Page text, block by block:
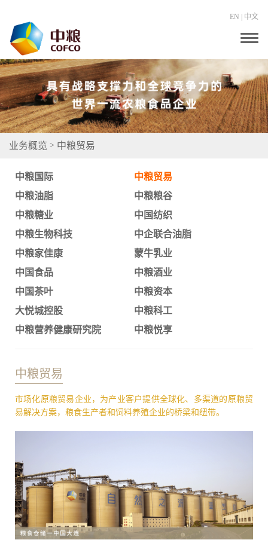
EN 中文
T
g
l
e
n
a
v
i
业务概览 > 中粮贸易
中粮国际
中粮贸易
中粮油脂
中粮粮谷
中粮糖业
中国纺织
中粮生物科技
中企联合油脂
中粮家佳康
蒙牛乳业
中国食品
中粮酒业
中国茶叶
中粮资本
大悦城控股
中粮科工
中粮营养健康研究院
中粮悦享
中粮贸易
市场化原粮贸易企业，为产业客户提供全球化、多渠道的原粮贸
易解决方案，粮食生产者和饲料养殖企业的桥梁和纽带。